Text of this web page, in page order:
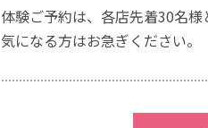
体験ご予約は、各店先着30名様
気になる方はお急ぎください。